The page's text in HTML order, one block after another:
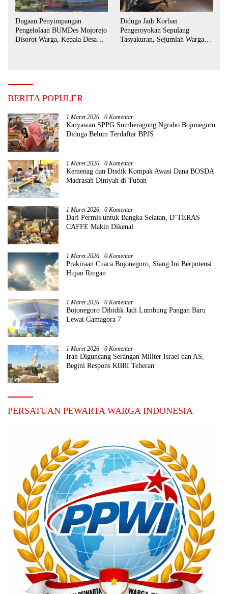
Dugaan Penyimpangan
Pengelolaan BUMDes Mojorejo
Disorot Warga, Kepala Desa
Diduga Jadi Korban
Pengeroyokan Sepulang
Tasyakuran, Sejumlah Warga
BERITA POPULER
1 Maret 2026 0 Komentar
Karyawan SPPG Sumberagung Ngraho Bojonegoro
Diduga Belum Terdaftar BPJS
1 Maret 2026 0 Komentar
Kemenag dan Disdik Kompak Awasi Dana BOSDA
Madrasah Diniyah di Tuban
1 Maret 2026 0 Komentar
Dari Permis untuk Bangka Selatan, D’TERAS
CAFFE Makin Dikenal
1 Maret 2026 0 Komentar
Prakiraan Cuaca Bojonegoro, Siang Ini Berpotensi
Hujan Ringan
1 Maret 2026 0 Komentar
Bojonegoro Dibidik Jadi Lumbung Pangan Baru
Lewat Gamagora 7
1 Maret 2026 0 Komentar
Iran Diguncang Serangan Militer Israel dan AS,
Begini Respons KBRI Teheran
PERSATUAN PEWARTA WARGA INDONESIA